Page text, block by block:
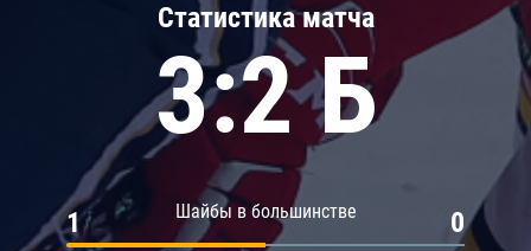
Статистика матча
3:2 Б
Шайбы в большинстве
1 0